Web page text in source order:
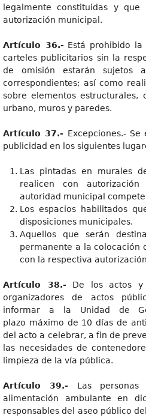
legalmente constituidas y
autorización municipal.
Artículo 36.- Está prohibido
carteles publicitarios sin la
de omisión estarán sujetos
correspondientes; así como
sobre elementos estructurales,
urbano, muros y paredes.
Artículo 37.- Excepciones.-
publicidad en los siguientes
Las pintadas en murales
realicen con
autoridad municipal
Los espacios habilitados
disposiciones municipales.
Aquellos que serán
permanente a la colocación
con la respectiva
Artículo 38.- De los actos y
organizadores de actos
informar a la Unidad de
plazo máximo de 10 días de
del acto a celebrar, a fin de
las necesidades de
limpieza de la vía pública.
Artículo 39.- Las
alimentación ambulante en
responsables del aseo público